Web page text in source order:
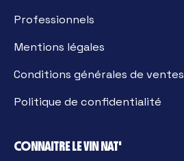
Professionnels
Mentions légales
Conditions générales de ventes
Politique de confidentialité
CONNAITRE LE VIN NAT'